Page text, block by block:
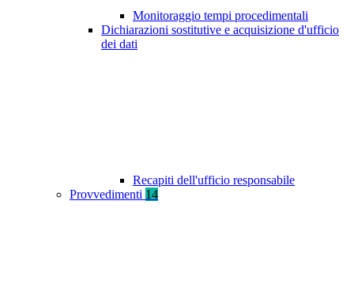
Monitoraggio tempi procedimentali
Dichiarazioni sostitutive e acquisizione d'ufficio
dei dati
Recapiti dell'ufficio responsabile
Provvedimenti 14